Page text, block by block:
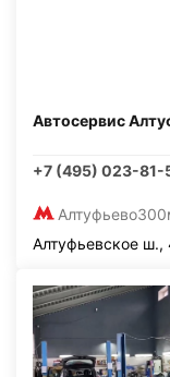
Автосервис
+7 (495) 023-81-
Алтуфьево
Алтуфьевское ш.,